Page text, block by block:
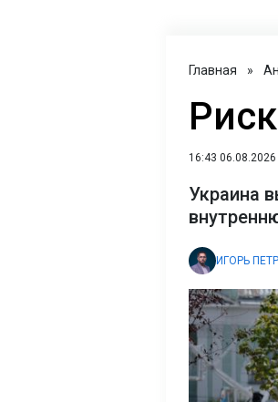
Главная »
16:43 06.08.2026
Украина
ИГОРЬ